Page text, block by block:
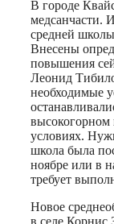
В городе
медсанчасти.
средней
Внесены
повышения
Леонид
необходимые
высокогорном
условиях.
школа была
ноябре или в
требует
Новое
в селе Корнис